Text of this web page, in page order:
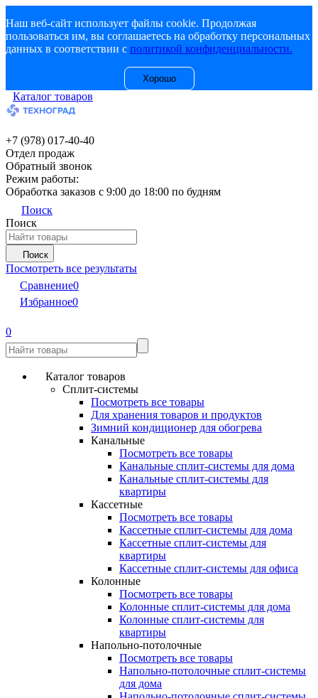
Наш веб-сайт использует файлы cookie. Продолжая
пользоваться им, вы соглашаетесь на обработку персональных
данных в соответствии с политикой конфиденциальности.
Хорошо
Каталог товаров
+7 (978) 017-40-40
Отдел продаж
Обратный звонок
Режим работы:
Обработка заказов с 9:00 до 18:00 по будням
Поиск
Поиск
Поиск
Посмотреть все результаты
Сравнение0
Избранное0
0
Каталог товаров
Сплит-системы
Посмотреть все товары
Для хранения товаров и продуктов
Зимний кондиционер для обогрева
Канальные
Посмотреть все товары
Канальные сплит-системы для дома
Канальные сплит-системы для
квартиры
Кассетные
Посмотреть все товары
Кассетные сплит-системы для дома
Кассетные сплит-системы для
квартиры
Кассетные сплит-системы для офиса
Колонные
Посмотреть все товары
Колонные сплит-системы для дома
Колонные сплит-системы для
квартиры
Напольно-потолочные
Посмотреть все товары
Напольно-потолочные сплит-системы
для дома